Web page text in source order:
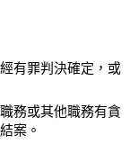
有罪判決確定，或
務或其他職務有貪
案。